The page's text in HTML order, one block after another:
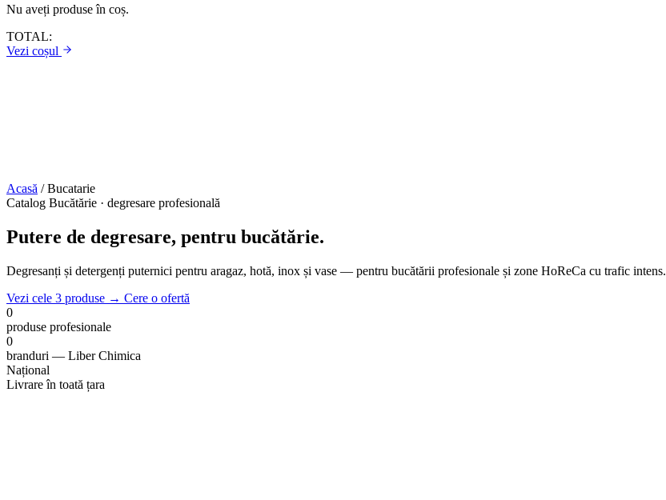
Nu aveți produse în coș.
TOTAL:
Vezi coșul
Acasă / Bucatarie
Catalog Bucătărie · degresare profesională
Putere de degresare, pentru bucătărie.
Degresanți și detergenți puternici pentru aragaz, hotă, inox și vase — pentru bucătării profesionale și zone HoReCa cu trafic intens.
Vezi cele 3 produse → Cere o ofertă
0
produse profesionale
0
branduri — Liber Chimica
Național
Livrare în toată țara